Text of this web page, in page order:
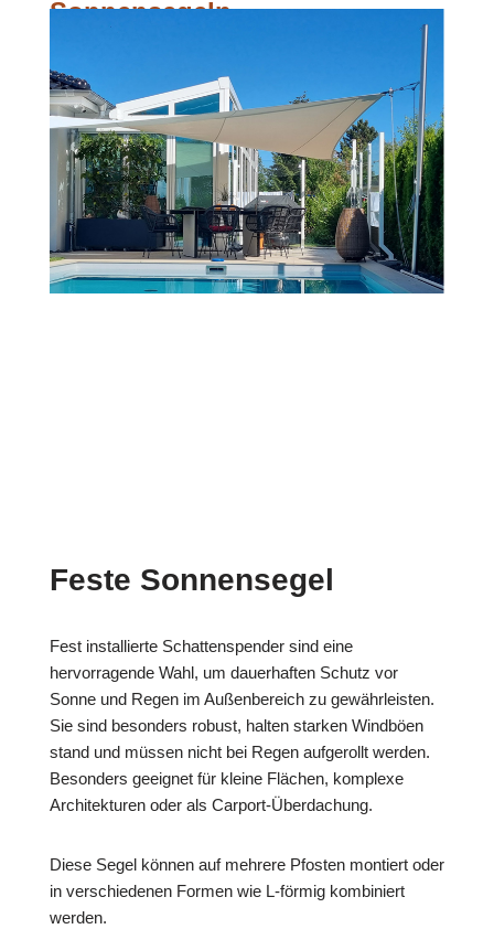
Sonnensegeln
Feste Sonnensegel
Fest installierte Schattenspender sind eine
hervorragende Wahl, um dauerhaften Schutz vor
Sonne und Regen im Außenbereich zu gewährleisten.
Sie sind besonders robust, halten starken Windböen
stand und müssen nicht bei Regen aufgerollt werden.
Besonders geeignet für kleine Flächen, komplexe
Architekturen oder als Carport-Überdachung.
Diese Segel können auf mehrere Pfosten montiert oder
in verschiedenen Formen wie L-förmig kombiniert
werden.